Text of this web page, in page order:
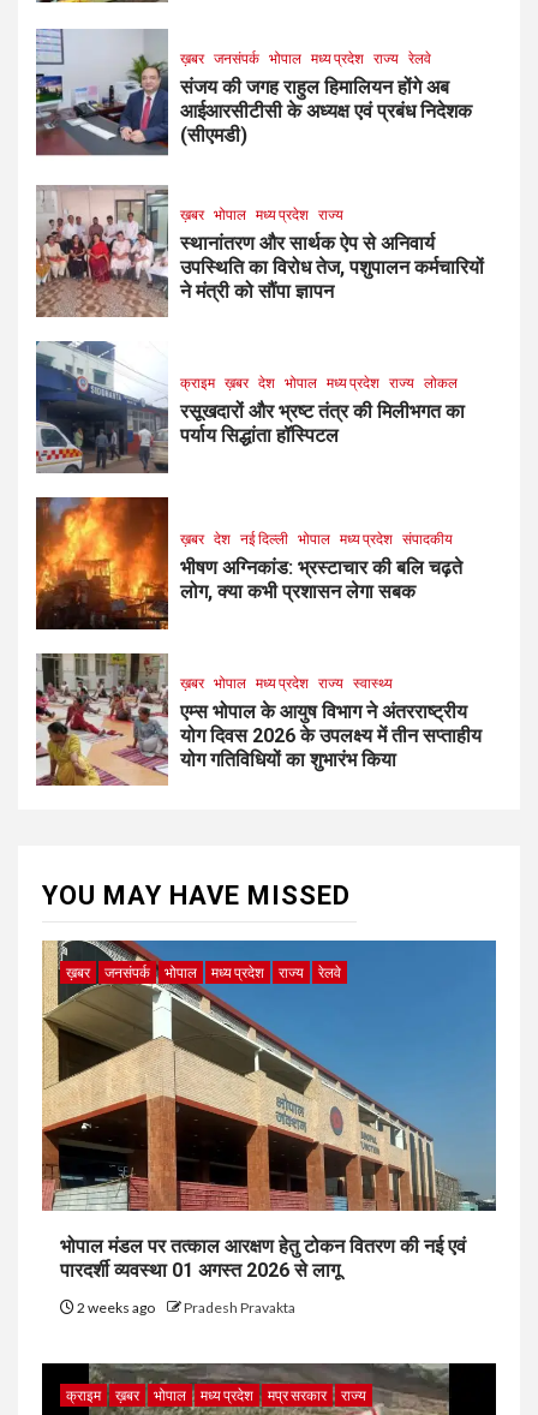
ख़बर जनसंपर्क भोपाल मध्य प्रदेश राज्य रेलवे
संजय की जगह राहुल हिमालियन होंगे अब
आईआरसीटीसी के अध्यक्ष एवं प्रबंध निदेशक
(सीएमडी)
ख़बर भोपाल मध्य प्रदेश राज्य
स्थानांतरण और सार्थक ऐप से अनिवार्य
उपस्थिति का विरोध तेज, पशुपालन कर्मचारियों
ने मंत्री को सौंपा ज्ञापन
क्राइम ख़बर देश भोपाल मध्य प्रदेश राज्य लोकल
रसूखदारों और भ्रष्ट तंत्र की मिलीभगत का
पर्याय सिद्धांता हॉस्पिटल
ख़बर देश नई दिल्ली भोपाल मध्य प्रदेश संपादकीय
भीषण अग्निकांड: भ्रस्टाचार की बलि चढ़ते
लोग, क्या कभी प्रशासन लेगा सबक
ख़बर भोपाल मध्य प्रदेश राज्य स्वास्थ्य
एम्स भोपाल के आयुष विभाग ने अंतरराष्ट्रीय
योग दिवस 2026 के उपलक्ष्य में तीन सप्ताहीय
योग गतिविधियों का शुभारंभ किया
YOU MAY HAVE MISSED
ख़बर जनसंपर्क भोपाल मध्य प्रदेश राज्य रेलवे
भोपाल मंडल पर तत्काल आरक्षण हेतु टोकन वितरण की नई एवं
पारदर्शी व्यवस्था 01 अगस्त 2026 से लागू
2 weeks ago Pradesh Pravakta
क्राइम ख़बर भोपाल मध्य प्रदेश मप्र सरकार राज्य